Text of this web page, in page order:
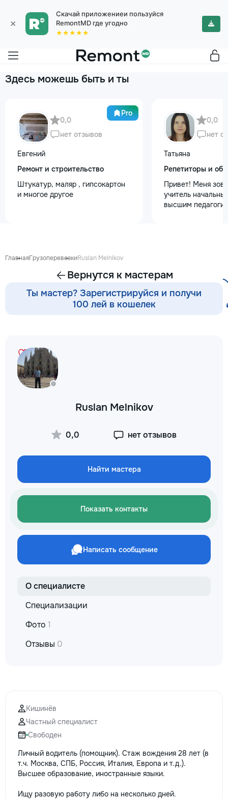
×
Скачай приложениеи пользуйся
RemontMD где угодно
★★★★★
Здесь можешь быть и ты
Pro
0,0
нет отзывов
Евгений
Ремонт и строительство
Штукатур, маляр , гипсокартон
и многое другое
0,0
нет
Татьяна
Репетиторы и
Привет! Меня
учитель
высшим
и логического
каллиграфия,
пространстве,
подготовка руки
любовью к детям
сообщения или
интересно!
заслуживает
ГлавнаяГрузоперевозкиRuslan Melnikov
Вернутся к мастерам
Ты мастер? Зарегистрируйся и получи
100 лей в кошелек
Ruslan Melnikov
0,0 нет отзывов
Найти мастера
Показать контакты
Написать сообщение
О специалисте
Специализации
Фото 1
Отзывы 0
Кишинёв
Частный специалист
Свободен
Личный водитель (помощник). Стаж вождения 28 лет (в
т.ч. Москва, СПБ, Россия, Италия, Европа и т.д.).
Высшее образование, иностранные языки.
Ищу разовую работу либо на несколько дней.